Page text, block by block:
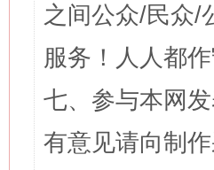
之间公众/民众/
服务！人人都作
七、参与本网
有意见请向制